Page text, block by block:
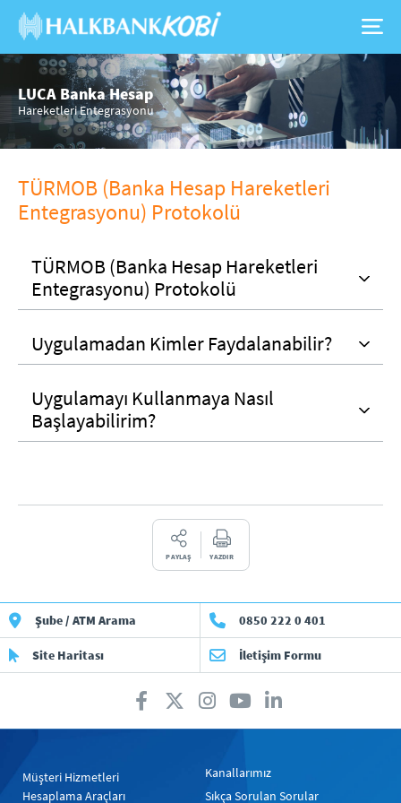
LUCA Banka Hesap
Hareketleri Entegrasyonu
TÜRMOB (Banka Hesap Hareketleri
Entegrasyonu) Protokolü
TÜRMOB (Banka Hesap Hareketleri
Entegrasyonu) Protokolü
Uygulamadan Kimler Faydalanabilir?
Uygulamayı Kullanmaya Nasıl
Başlayabilirim?
PAYLAŞ YAZDIR
Şube / ATM Arama 0850 222 0 401
Site Haritası İletişim Formu
Müşteri Hizmetleri
Kanallarımız
Hesaplama Araçları
Sıkça Sorulan Sorular